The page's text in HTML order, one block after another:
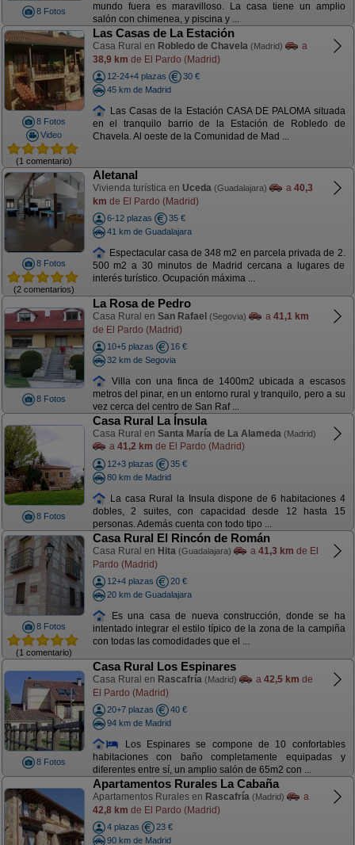
8 Fotos
mundo fuera es maravilloso. La casa tiene un amplio
salón con chimenea, y piscina y ...
8 Fotos
Video
(1 comentario)
Las Casas de La Estación
Casa Rural en Robledo de Chavela (Madrid)
a
38,9 km de El Pardo (Madrid)
12-24+4 plazas
30 €
45 km de Madrid
Las Casas de la Estación CASA DE PALOMA situada
en el tranquilo barrio de la Estación de Robledo de
Chavela. Al oeste de la Comunidad de Mad ...
8 Fotos
(2 comentarios)
Aletanal
Vivienda turística en Uceda (Guadalajara) a 40,3
km de El Pardo (Madrid)
6-12 plazas
35 €
41 km de Guadalajara
Espectacular casa de 348 m2 en parcela privada de 2.
500 m2 a 30 minutos de Madrid cercana a lugares de
interés turístico. Ocupación máxima ...
8 Fotos
La Rosa de Pedro
Casa Rural en San Rafael (Segovia) a 41,1 km
de El Pardo (Madrid)
10+5 plazas
16 €
32 km de Segovia
Villa con una finca de 1400m2 ubicada a escasos
metros del pinar, en un entorno rural y tranquilo, pero a su
vez cerca del centro de San Raf ...
8 Fotos
Casa Rural La Ínsula
Casa Rural en Santa María de La Alameda (Madrid)
a 41,2 km de El Pardo (Madrid)
12+3 plazas
35 €
80 km de Madrid
La casa Rural la Insula dispone de 6 habitaciones 4
dobles, 2 suites, con capacidad desde 12 hasta 15
personas. Además cuenta con todo tipo ...
8 Fotos
(1 comentario)
Casa Rural El Rincón de Román
Casa Rural en Hita (Guadalajara) a 41,3 km de El
Pardo (Madrid)
12+4 plazas
20 €
20 km de Guadalajara
Es una casa de nueva construcción, donde se ha
intentado integrar el estilo típico de la zona de la campiña
con todas las comodidades que el ...
8 Fotos
Casa Rural Los Espinares
Casa Rural en Rascafría (Madrid) a 42,5 km de
El Pardo (Madrid)
20+7 plazas
40 €
94 km de Madrid
Los Espinares se compone de 10 confortables
habitaciones con baño completamente equipadas y
diferentes entre sí, un amplio salón de 65m2 con ...
Apartamentos Rurales La Cabaña
Apartamentos Rurales en Rascafría (Madrid)
a
42,8 km de El Pardo (Madrid)
4 plazas
23 €
90 km de Madrid